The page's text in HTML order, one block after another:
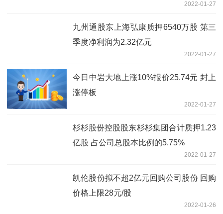
2022-01-27
九州通股东上海弘康质押6540万股 第三
季度净利润为2.32亿元
2022-01-27
今日中岩大地上涨10%报价25.74元 封上
涨停板
2022-01-27
杉杉股份控股股东杉杉集团合计质押1.23
亿股 占公司总股本比例的5.75%
2022-01-27
凯伦股份拟不超2亿元回购公司股份 回购
价格上限28元/股
2022-01-26